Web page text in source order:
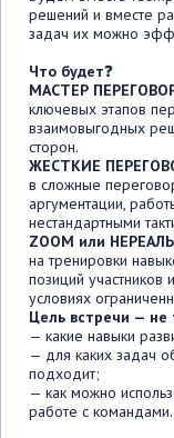
решений и вместе
задач их можно
Что будет❓
МАСТЕР
ключевых этапов
взаимовыгодных
сторон.
ЖЕСТКИЕ
в сложные
аргументации,
нестандартными
ZOOM или
на тренировки
позиций участников
условиях
Цель встречи — не
— какие навыки
— для каких задач
подходит;
— как можно
работе с командами.